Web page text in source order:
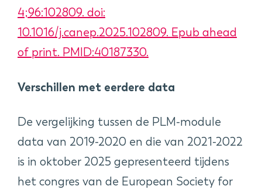
4;96:102809. doi:
10.1016/j.canep.2025.102809. Epub ahead
of print. PMID:40187330.
Verschillen met eerdere data
De vergelijking tussen de PLM-module
data van 2019-2020 en die van 2021-2022
is in oktober 2025 gepresenteerd tijdens
het congres van de European Society for